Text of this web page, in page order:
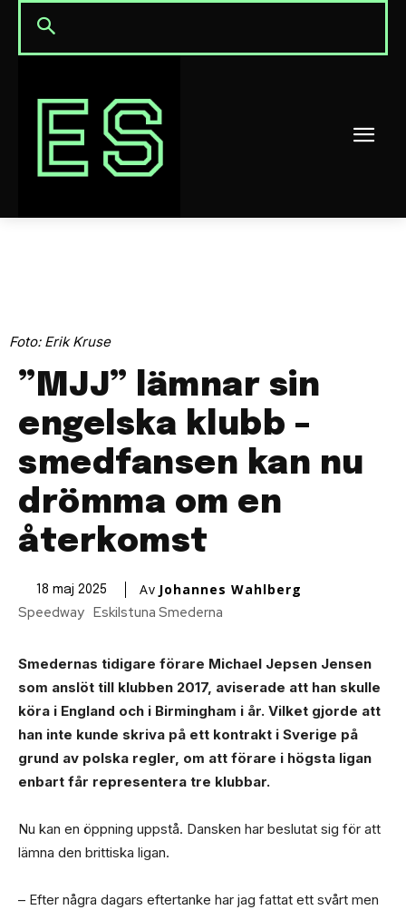
Foto: Erik Kruse
”MJJ” lämnar sin
engelska klubb –
smedfansen kan nu
drömma om en
återkomst
18 maj 2025 Av Johannes Wahlberg
Speedway Eskilstuna Smederna
Smedernas tidigare förare Michael Jepsen Jensen
som anslöt till klubben 2017, aviserade att han skulle
köra i England och i Birmingham i år. Vilket gjorde att
han inte kunde skriva på ett kontrakt i Sverige på
grund av polska regler, om att förare i högsta ligan
enbart får representera tre klubbar.
Nu kan en öppning uppstå. Dansken har beslutat sig för att
lämna den brittiska ligan.
– Efter några dagars eftertanke har jag fattat ett svårt men